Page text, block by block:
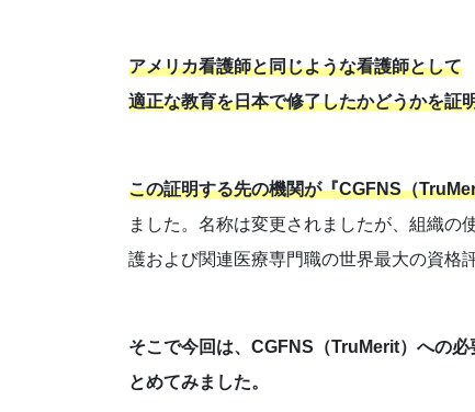
アメリカ看護師と同じような看護師として
適正な教育を日本で修了したかどうかを証
この証明する先の機関が『CGFNS（
ました。名称は変更されましたが、組織の
護および関連医療専門職の世界最大の資格
そこで今回は、CGFNS（TruMerit）への
とめてみました。